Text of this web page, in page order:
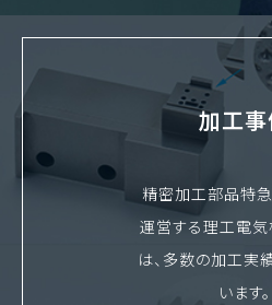
加工事
精密加工部品特
運営する理工電
は、多数の加工実
います。